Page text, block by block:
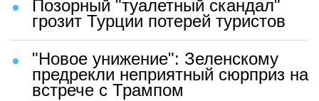
Позорный "туалетный скандал"
грозит Турции потерей туристов
"Новое унижение": Зеленскому
предрекли неприятный сюрприз на
встрече с Трампом